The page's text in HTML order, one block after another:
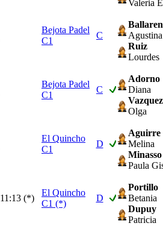
Valeria
Bejota Padel
C1
C
Agustina
Ruiz
Lourdes
Bejota Padel
C1
C
Adorno
Diana
Vazquez
Olga
El Quincho
C1
D
Aguirre
Melina
Minasso
Paula
11:13 (*)
El Quincho
C1 (*)
D
Portillo
Betania
Dupuy
Patricia